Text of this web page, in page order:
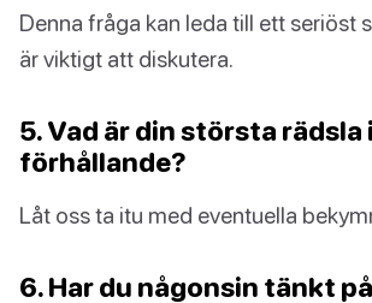
Denna fråga kan leda till ett seriöst
är viktigt att diskutera.
5. Vad är din största rädsla
förhållande?
Låt oss ta itu med eventuella
6. Har du någonsin tänkt